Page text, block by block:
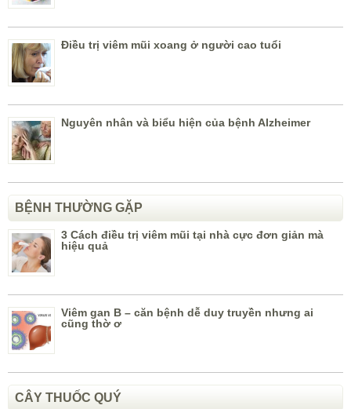
Điều trị viêm mũi xoang ở người cao tuổi
Nguyên nhân và biểu hiện của bệnh Alzheimer
BỆNH THƯỜNG GẶP
3 Cách điều trị viêm mũi tại nhà cực đơn giản mà
hiệu quả
Viêm gan B – căn bệnh dễ duy truyền nhưng ai
cũng thờ ơ
CÂY THUỐC QUÝ